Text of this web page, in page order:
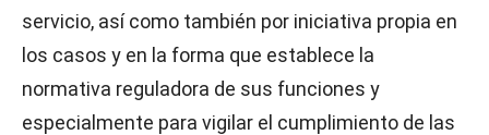
servicio, así como también por iniciativa propia en
los casos y en la forma que establece la
normativa reguladora de sus funciones y
especialmente para vigilar el cumplimiento de las